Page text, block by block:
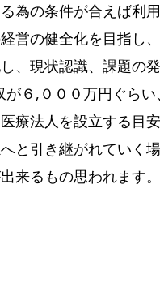
為の条件が合えば
営の健全化を目指し
、現状認識、課題の
６,０００万円ぐら
療法人を設立する
と引き継がれていく
来るもの思われます。